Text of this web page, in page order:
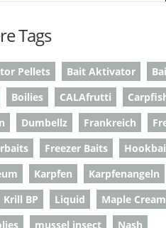
Tags
Pellets Bait Aktivator
Boilies CALAfrutti
Dumbellz Frankreich
Freezer Baits
Karpfen Karpfenangeln
Krill BP Liquid
Maple Cream
mussel insect
Nash